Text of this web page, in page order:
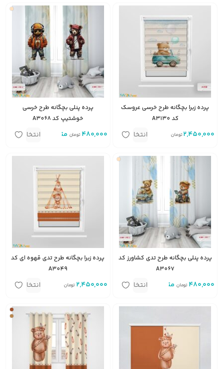
پرده زبرا بچگانه طرح خرسی عروسک
کد A3130
2,450,000 تومانمتر مربعانتخاب
پرده پنلی بچگانه طرح خرسی
خوشتیپ کد A3068
480,000 تومان متر
انتخاب
پرده پنلی بچگانه طرح تدی کشاورز کد
A3067
480,000 تومان متر
انتخاب
پرده زبرا بچگانه طرح تدی قهوه ای کد
A3049
2,450,000 تومان متر مربعانتخاب